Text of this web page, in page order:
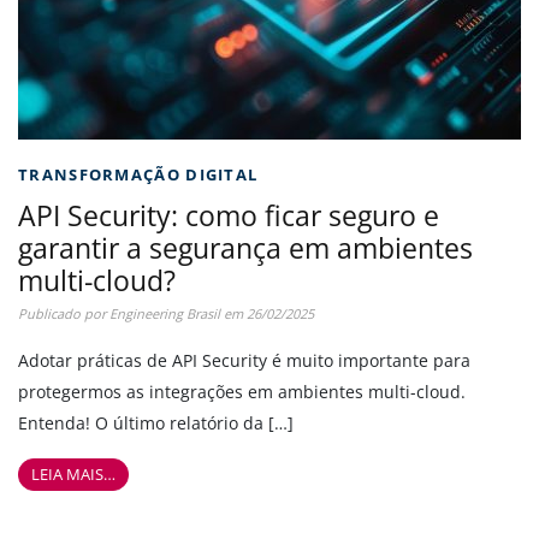
TRANSFORMAÇÃO DIGITAL
API Security: como ficar seguro e
garantir a segurança em ambientes
multi-cloud?
Publicado porEngineering Brasilem 26/02/2025
Adotar práticas de API Security é muito importante para
protegermos as integrações em ambientes multi-cloud.
Entenda! O último relatório da […]
LEIA MAIS…